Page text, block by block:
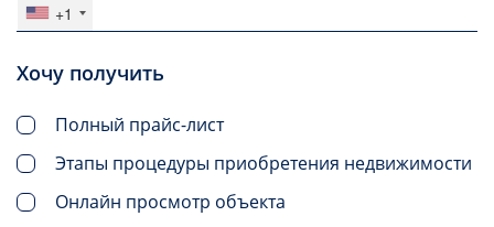
+1
Хочу получить
Полный прайс-лист
Этапы процедуры приобретения недвижимости
Онлайн просмотр объекта